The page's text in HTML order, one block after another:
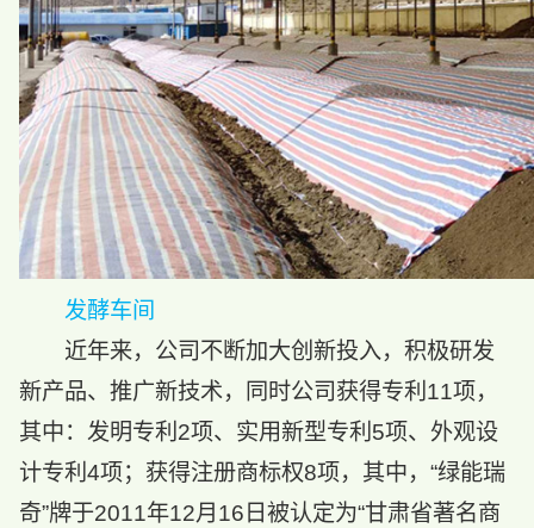
发酵车间
近年来，公司不断加大创新投入，积极研发
新产品、推广新技术，同时公司获得专利11项，
其中：发明专利2项、实用新型专利5项、外观设
计专利4项；获得注册商标权8项，其中，“绿能瑞
奇”牌于2011年12月16日被认定为“甘肃省著名商